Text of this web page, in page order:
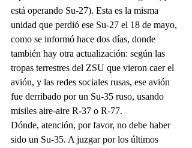
está operando Su-27). Esta es la misma
unidad que perdió ese Su-27 el 18 de mayo,
como se informó hace dos días, donde
también hay otra actualización: según las
tropas terrestres del ZSU que vieron caer el
avión, y las redes sociales rusas, ese avión
fue derribado por un Su-35 ruso, usando
misiles aire-aire R-37 o R-77.
Dónde, atención, por favor, no debe haber
sido un Su-35. A juzgar por los últimos